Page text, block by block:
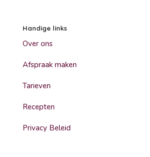
Handige links
Over ons
Afspraak maken
Tarieven
Recepten
Privacy Beleid